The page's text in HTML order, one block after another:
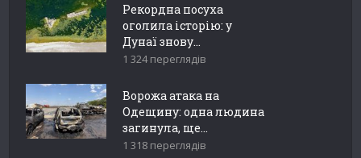
Рекордна посуха
оголила історію: у
Дунаї знову...
1 324 переглядів
Ворожа атака на
Одещину: одна людина
загинула, ще...
1 318 переглядів